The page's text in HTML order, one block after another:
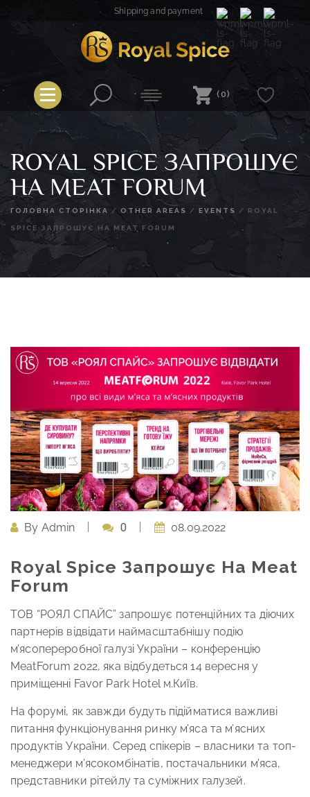
Shipping and payment
Royal Spice
(0)
ROYAL SPICE ЗАПРОШУЄ
НА MEAT FORUM
ГОЛОВНА СТОРІНКА / OTHER AREAS / EVENTS / ROYAL
SPICE ЗАПРОШУЄ НА MEAT FORUM
By Admin 0 08.09.2022
Royal Spice Запрошує На Meat
Forum
ТОВ “РОЯЛ СПАЙС” запрошує потенційних та діючих
партнерів відвідати наймасштабнішу подію
м’ясопереробної галузі України – конференцію
MeatForum 2022, яка відбудеться 14 вересня у
приміщенні Favor Park Hotel м.Київ.
На форумі, як завжди будуть підійматися важливі
питання функціонування ринку м’яса та м’ясних
продуктів України. Серед спікерів – власники та топ-
менеджери м’ясокомбінатів, постачальники м’яса,
представники рітейлу та суміжних галузей.